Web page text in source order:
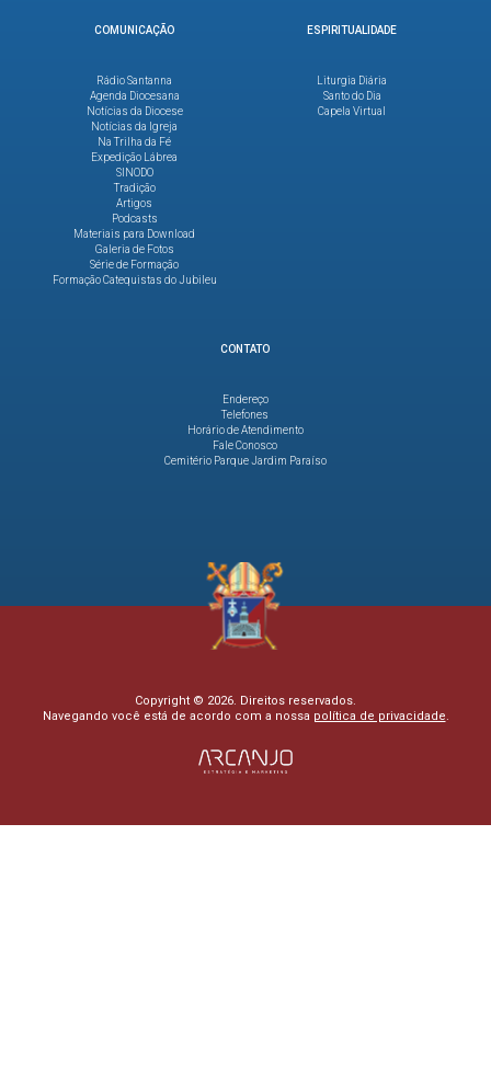
COMUNICAÇÃO
Rádio Santanna
Agenda Diocesana
Notícias da Diocese
Notícias da Igreja
Na Trilha da Fé
Expedição Lábrea
SINODO
Tradição
Artigos
Podcasts
Materiais para Download
Galeria de Fotos
Série de Formação
Formação Catequistas do Jubileu
ESPIRITUALIDADE
Liturgia Diária
Santo do Dia
Capela Virtual
CONTATO
Endereço
Telefones
Horário de Atendimento
Fale Conosco
Cemitério Parque Jardim Paraíso
Copyright © 2026. Direitos reservados.
Navegando você está de acordo com a nossa política de privacidade.